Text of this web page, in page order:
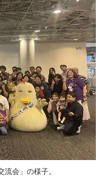
会」の様子。